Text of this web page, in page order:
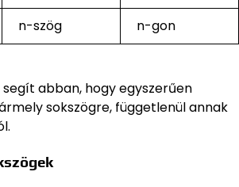
n-szög n-gon
abban, hogy egyszerűen
sokszögre, függetlenül annak